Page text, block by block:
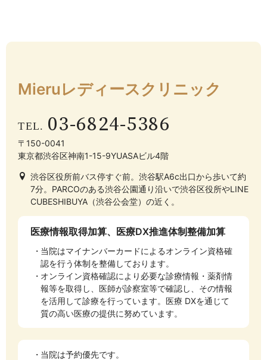
Mieruレディースクリニック
03-6824-5386
〒150-0041
東京都渋谷区神南1-15-9YUASAビル4階
渋谷区役所前バス停すぐ前。渋谷駅A6c出口から歩いて約
7分。PARCOのある渋谷公園通り沿いで渋谷区役所やLINE
CUBESHIBUYA（渋谷公会堂）の近く。
医療情報取得加算、医療DX推進体制整備加算
当院はマイナンバーカードによるオンライン資格確
認を行う体制を整備しております。
オンライン資格確認により必要な診療情報・薬剤情
報等を取得し、医師が診察室等で確認し、その情報
を活用して診療を行っています。医療 DXを通じて
質の高い医療の提供に努めています。
当院は予約優先です。